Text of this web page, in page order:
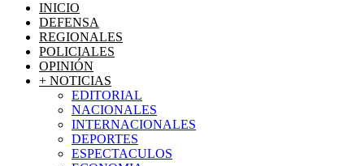
INICIO
DEFENSA
REGIONALES
POLICIALES
OPINIÓN
+ NOTICIAS
EDITORIAL
NACIONALES
INTERNACIONALES
DEPORTES
ESPECTACULOS